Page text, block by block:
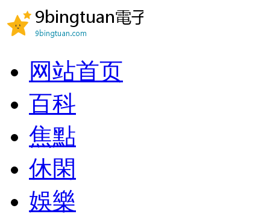
网站首页
百科
焦點
休閑
娛樂